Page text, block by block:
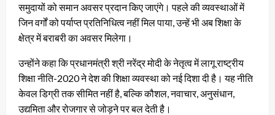
समुदायों को समान अवसर प्रदान किए जाएंगे। पहले की व्यवस्थाओं में
जिन वर्गों को पर्याप्त प्रतिनिधित्व नहीं मिल पाया, उन्हें भी अब शिक्षा के
क्षेत्र में बराबरी का अवसर मिलेगा।
उन्होंने कहा कि प्रधानमंत्री श्री नरेंद्र मोदी के नेतृत्व में लागू राष्ट्रीय
शिक्षा नीति-2020 ने देश की शिक्षा व्यवस्था को नई दिशा दी है। यह नीति
केवल डिग्री तक सीमित नहीं है, बल्कि कौशल, नवाचार, अनुसंधान,
उद्यमिता और रोजगार से जोड़ने पर बल देती है।